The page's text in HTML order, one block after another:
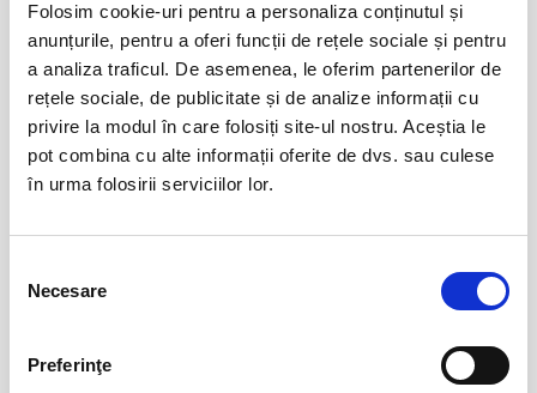
Folosim cookie-uri pentru a personaliza conținutul și
anunțurile, pentru a oferi funcții de rețele sociale și pentru
a analiza traficul. De asemenea, le oferim partenerilor de
rețele sociale, de publicitate și de analize informații cu
privire la modul în care folosiți site-ul nostru. Aceștia le
pot combina cu alte informații oferite de dvs. sau culese
în urma folosirii serviciilor lor.
consimțământului
Necesare
Preferinţe
Evenimente similare
aug
12